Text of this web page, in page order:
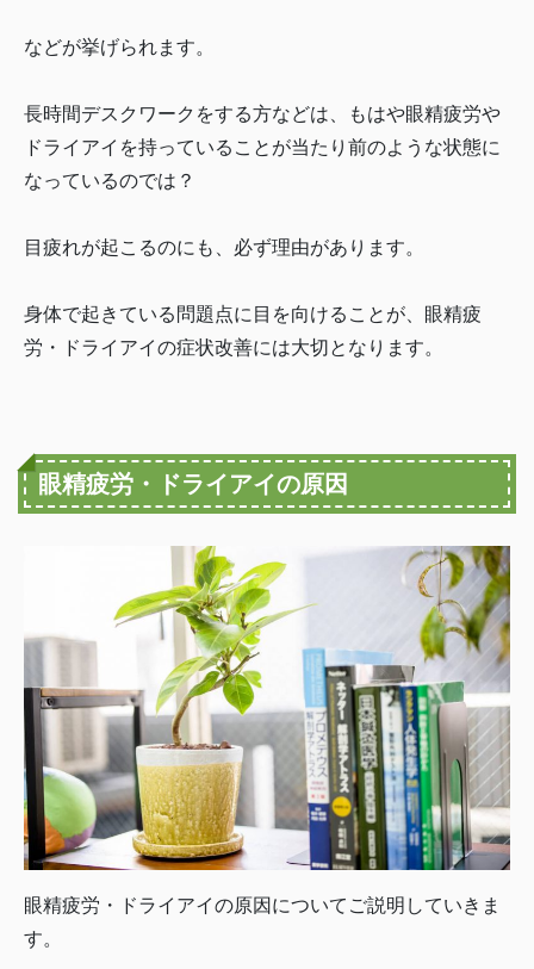
などが挙げられます。
長時間デスクワークをする方などは、もはや眼精疲労や
ドライアイを持っていることが当たり前のような状態に
なっているのでは？
目疲れが起こるのにも、必ず理由があります。
身体で起きている問題点に目を向けることが、眼精疲
労・ドライアイの症状改善には大切となります。
眼精疲労・ドライアイの原因
眼精疲労・ドライアイの原因についてご説明していきま
す。